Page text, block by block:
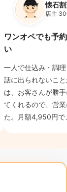
懐石
店主
ワンオペでも予
い
一人で仕込み・調
話に出られないこ
は、お客さんが勝
てくれるので、営
た。月額4,950円で